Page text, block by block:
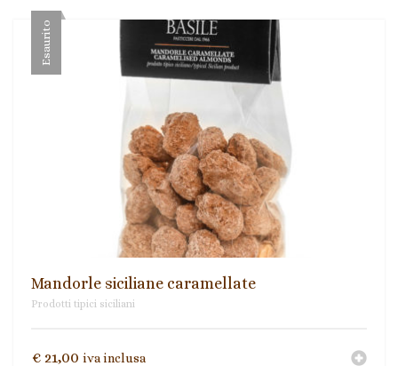
Esaurito
Mandorle siciliane caramellate
Prodotti tipici siciliani
€ 21,00 iva inclusa